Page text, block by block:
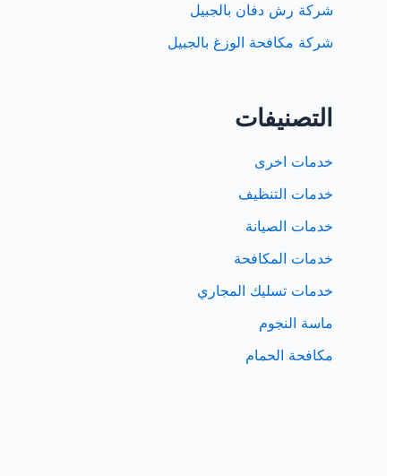
شركة رش دفان بالجبيل
شركة مكافحة الوزغ بالجبيل
التصنيفات
خدمات اخرى
خدمات التنظيف
خدمات الصيانة
خدمات المكافحة
خدمات تسليك المجاري
ماسة النجوم
مكافحة الحمام